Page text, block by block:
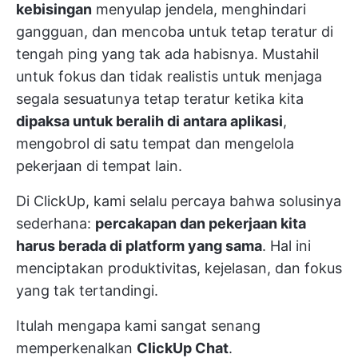
kebisingan menyulap jendela, menghindari
gangguan, dan mencoba untuk tetap teratur di
tengah ping yang tak ada habisnya. Mustahil
untuk fokus dan tidak realistis untuk menjaga
segala sesuatunya tetap teratur ketika kita
dipaksa untuk beralih di antara aplikasi,
mengobrol di satu tempat dan mengelola
pekerjaan di tempat lain.
Di ClickUp, kami selalu percaya bahwa solusinya
sederhana: percakapan dan pekerjaan kita
harus berada di platform yang sama. Hal ini
menciptakan produktivitas, kejelasan, dan fokus
yang tak tertandingi.
Itulah mengapa kami sangat senang
memperkenalkan ClickUp Chat.